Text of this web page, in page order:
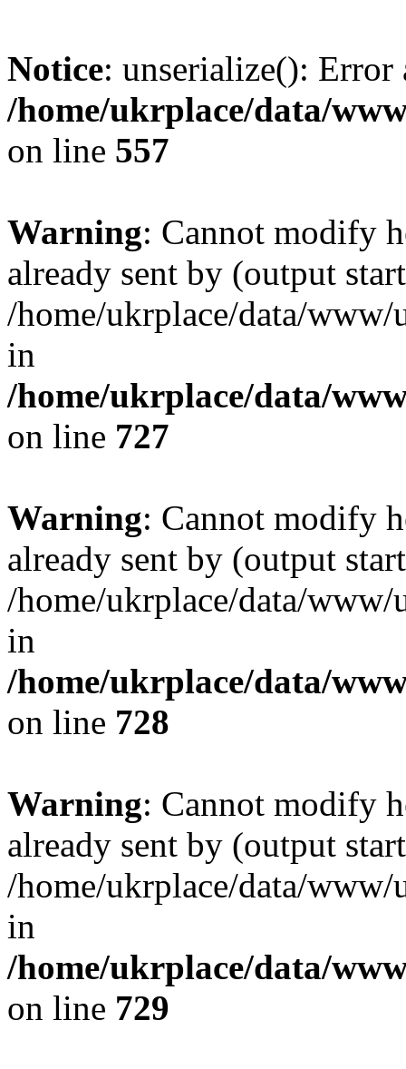
Notice: unserialize():
/home/ukrplace/data/
on line 557
Warning: Cannot modify
already sent by (output
/home/ukrplace/data/
in
/home/ukrplace/data/
on line 727
Warning: Cannot modify
already sent by (output
/home/ukrplace/data/
in
/home/ukrplace/data/
on line 728
Warning: Cannot modify
already sent by (output
/home/ukrplace/data/
in
/home/ukrplace/data/
on line 729